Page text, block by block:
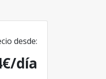
desde:
día